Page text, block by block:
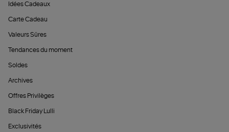
Idées Cadeaux
Carte Cadeau
Valeurs Sûres
Tendances du moment
Soldes
Archives
Offres Privilèges
Black Friday Lulli
Exclusivités